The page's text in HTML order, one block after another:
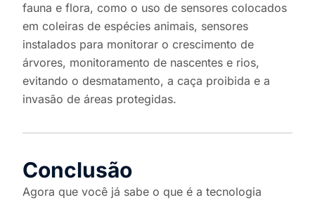
fauna e flora, como o uso de sensores colocados
em coleiras de espécies animais, sensores
instalados para monitorar o crescimento de
árvores, monitoramento de nascentes e rios,
evitando o desmatamento, a caça proibida e a
invasão de áreas protegidas.
Conclusão
Agora que você já sabe o que é a tecnologia